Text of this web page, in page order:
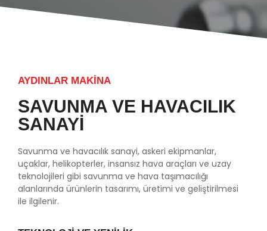
AYDINLAR MAKİNA
SAVUNMA VE HAVACILIK
SANAYİ
Savunma ve havacılık sanayi, askeri ekipmanlar,
uçaklar, helikopterler, insansız hava araçları ve uzay
teknolojileri gibi savunma ve hava taşımacılığı
alanlarında ürünlerin tasarımı, üretimi ve geliştirilmesi
ile ilgilenir.